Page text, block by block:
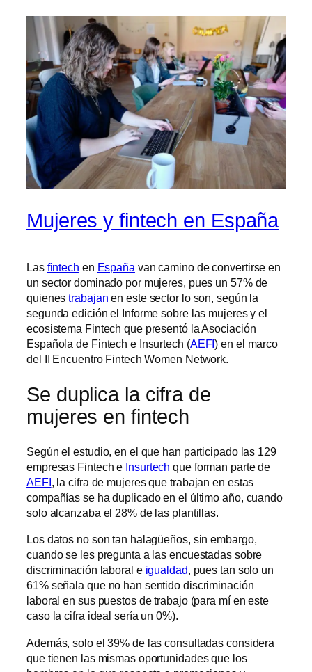
Mujeres y fintech en España
Las fintech en España van camino de convertirse en
un sector dominado por mujeres, pues un 57% de
quienestrabajan en este sector lo son, según la
segunda edición el Informe sobre las mujeres y el
ecosistema Fintech que presentó la Asociación
Española de Fintech e Insurtech (AEFI) en el marco
del II Encuentro Fintech Women Network.
Se duplica la cifra de
mujeres en fintech
Según el estudio, en el que han participado las 129
empresas Fintech e Insurtech que forman parte de
AEFI, la cifra de mujeres que trabajan en estas
compañías se ha duplicado en el último año, cuando
solo alcanzaba el 28% de las plantillas.
Los datos no son tan halagüeños, sin embargo,
cuando se les pregunta a las encuestadas sobre
discriminación laboral e igualdad, pues tan solo un
61% señala que no han sentido discriminación
laboral en sus puestos de trabajo (para mí en este
caso la cifra ideal sería un 0%).
Además, solo el 39% de las consultadas considera
que tienen las mismas oportunidades que los